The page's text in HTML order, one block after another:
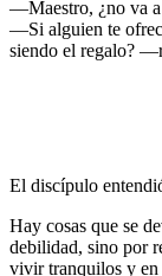
—Maestro, ¿no va
—Si alguien te
siendo el regalo?
El discípulo
Hay cosas que se
debilidad, sino por
vivir tranquilos y en